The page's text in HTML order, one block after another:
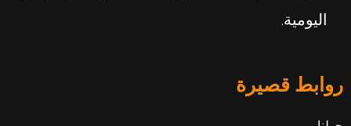
اليومية.
روابط قصيرة